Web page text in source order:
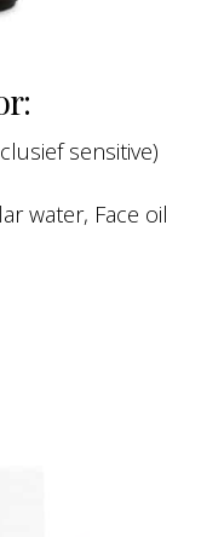
sensitive)
water, Face oil